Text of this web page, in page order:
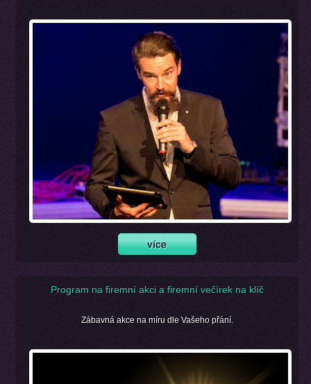
Program na firemní akci a firemní večírek na klíč
Zábavná akce na míru dle Vašeho přání.